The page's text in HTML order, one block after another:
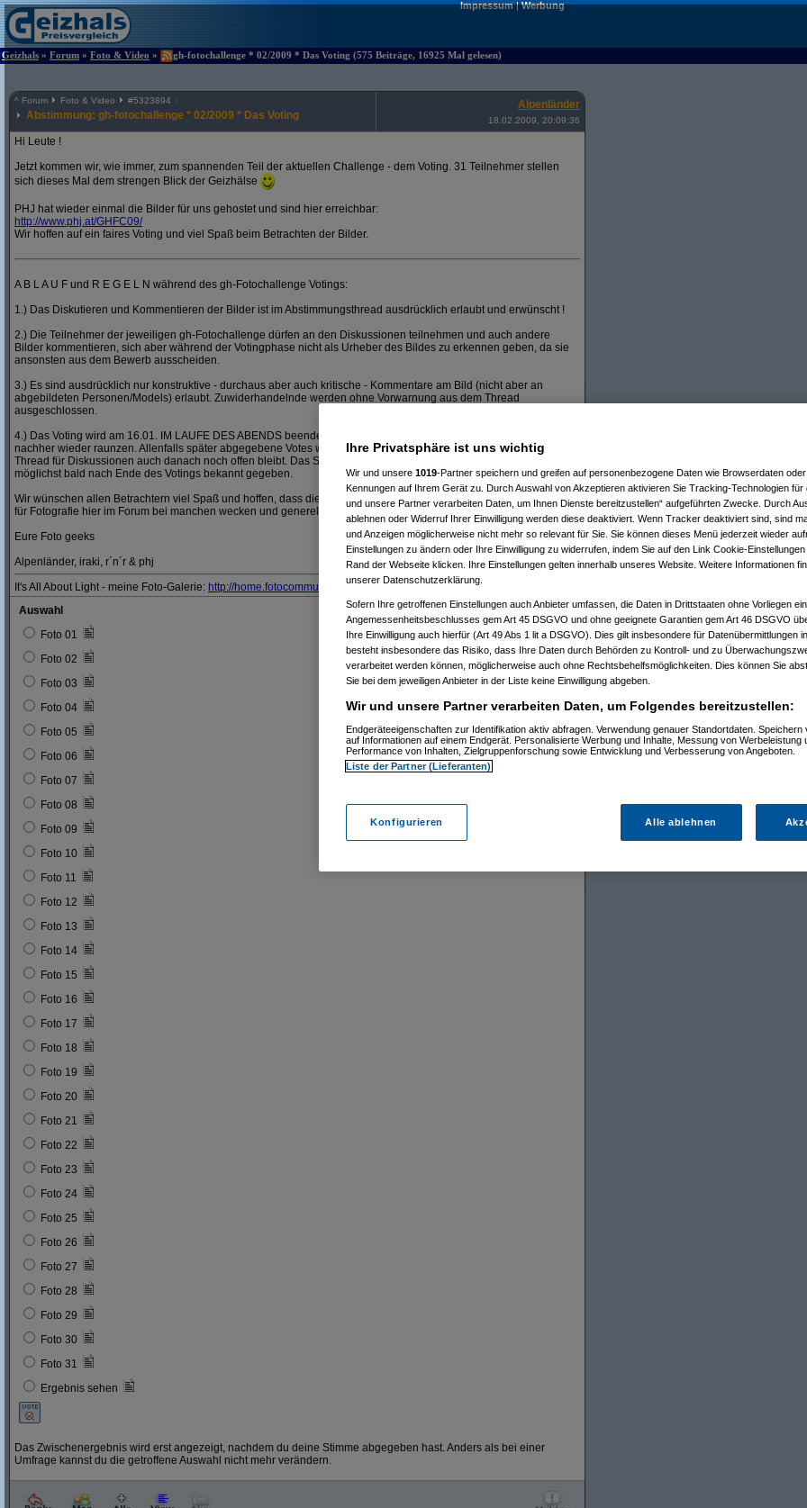
Impressum|Werbung
Geizhals » Forum » Foto & Video » gh-fotochallenge * 02/2009 * Das Voting (575 Beiträge, 16925 Mal gelesen)
^ Forum Foto & Video #5323894
Abstimmung: gh-fotochallenge * 02/2009 * Das Voting
Alpenländer
18.02.2009, 20:09:36
Hi Leute !
Jetzt kommen wir, wie immer, zum spannenden Teil der aktuellen Challenge - dem Voting. 31 Teilnehmer stellen
sich dieses Mal dem strengen Blick der Geizhälse
PHJ hat wieder einmal die Bilder für uns gehostet und sind hier erreichbar:
http://www.phj.at/GHFC09/
Wir hoffen auf ein faires Voting und viel Spaß beim Betrachten der Bilder.
A B L A U F und R E G E L N während des gh-Fotochallenge Votings:
1.) Das Diskutieren und Kommentieren der Bilder ist im Abstimmungsthread ausdrücklich erlaubt und erwünscht !
2.) Die Teilnehmer der jeweiligen gh-Fotochallenge dürfen an den Diskussionen teilnehmen und auch andere
Bilder kommentieren, sich aber während der Votingphase nicht als Urheber des Bildes zu erkennen geben, da sie
ansonsten aus dem Bewerb ausscheiden.
3.) Es sind ausdrücklich nur konstruktive - durchaus aber auch kritische - Kommentare am Bild (nicht aber an
abgebildeten Personen/Models) erlaubt. Zuwiderhandelnde werden ohne Vorwarnung aus dem Thread
ausgeschlossen.
4.) Das Voting wird am 16.01. IM LAUFE DES ABENDS beendet, also nicht bis am letzten Drücker warten und
nachher wieder raunzen. Allenfalls später abgegebene Votes werden nicht mehr berücksichtigt, auch wenn der
Thread für Diskussionen auch danach noch offen bleibt. Das Siegerbild und der/die Fotograf/in dazu werden
möglichst bald nach Ende des Votings bekannt gegeben.
Wir wünschen allen Betrachtern viel Spaß und hoffen, dass die Teilnehmer dieser gh-Fotochallenge das Interesse
für Fotografie hier im Forum bei manchen wecken und generell weiter beleben konnten.
Eure Foto geeks
Alpenländer, iraki, r´n´r & phj
It's All About Light - meine Foto-Galerie: http://home.fotocommunity.de/miro.nik
Auswahl
Foto 01
Foto 02
Foto 03
Foto 04
Foto 05
Foto 06
Foto 07
Foto 08
Foto 09
Foto 10
Foto 11
Foto 12
Foto 13
Foto 14
Foto 15
Foto 16
Foto 17
Foto 18
Foto 19
Foto 20
Foto 21
Foto 22
Foto 23
Foto 24
Foto 25
Foto 26
Foto 27
Foto 28
Foto 29
Foto 30
Foto 31
Ergebnis sehen
Das Zwischenergebnis wird erst angezeigt, nachdem du deine Stimme abgegeben hast. Anders als bei einer
Umfrage kannst du die getroffene Auswahl nicht mehr verändern.
Ihre Privatsphäre ist uns wichtig
Wir und unsere 1019-Partner speichern und greifen auf personenbezogene Daten wie Browserdaten
Kennungen auf Ihrem Gerät zu. Durch Auswahl von Akzeptieren aktivieren Sie Tracking-Technologien für
und unsere Partner verarbeiten Daten, um Ihnen Dienste bereitzustellen“ aufgeführten Zwecke. Durch
ablehnen oder Widerruf Ihrer Einwilligung werden diese deaktiviert. Wenn Tracker deaktiviert sind, sind
und Anzeigen möglicherweise nicht mehr so relevant für Sie. Sie können dieses Menü jederzeit wieder
Einstellungen zu ändern oder Ihre Einwilligung zu widerrufen, indem Sie auf den Link Cookie-
Rand der Webseite klicken. Ihre Einstellungen gelten innerhalb unseres Website. Weitere Informationen
unserer Datenschutzerklärung.
Sofern Ihre getroffenen Einstellungen auch Anbieter umfassen, die Daten in Drittstaaten ohne Vorliegen
Angemessenheitsbeschlusses gem Art 45 DSGVO und ohne geeignete Garantien gem Art 46 DSGVO
Ihre Einwilligung auch hierfür (Art 49 Abs 1 lit a DSGVO). Dies gilt insbesondere für Datenübermittlungen
besteht insbesondere das Risiko, dass Ihre Daten durch Behörden zu Kontroll- und zu
verarbeitet werden können, möglicherweise auch ohne Rechtsbehelfsmöglichkeiten. Dies können Sie
Sie bei dem jeweiligen Anbieter in der Liste keine Einwilligung abgeben.
Wir und unsere Partner verarbeiten Daten, um Folgendes bereitzustellen:
Endgeräteeigenschaften zur Identifikation aktiv abfragen. Verwendung genauer Standortdaten. Speichern
auf Informationen auf einem Endgerät. Personalisierte Werbung und Inhalte, Messung von Werbeleistung
Performance von Inhalten, Zielgruppenforschung sowie Entwicklung und Verbesserung von Angeboten.
Liste der Partner (Lieferanten)
Konfigurieren Alle ablehnen